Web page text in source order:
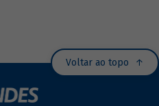
Voltar ao topo